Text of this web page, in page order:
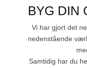
BYG DIN
Vi har gjort det
nedenstående
Samtidig har du